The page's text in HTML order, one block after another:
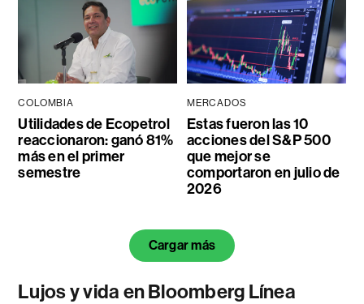
COLOMBIA
Utilidades de Ecopetrol
reaccionaron: ganó 81%
más en el primer
semestre
MERCADOS
Estas fueron las 10
acciones del S&P 500
que mejor se
comportaron en julio de
2026
Cargar más
Lujos y vida en Bloomberg Línea